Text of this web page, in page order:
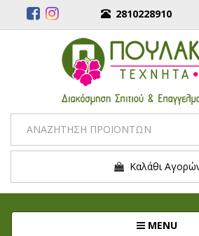
2810228910
Καλάθι
MENU